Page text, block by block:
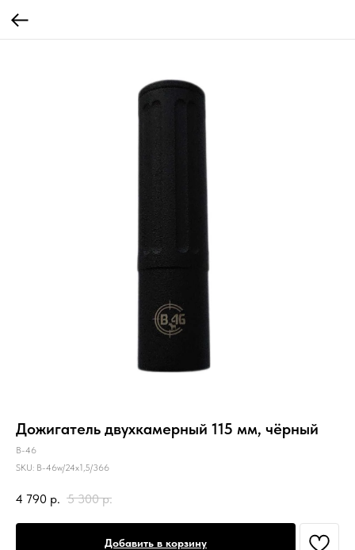
Дожигатель двухкамерный 115 мм, чёрный
В-46
SKU: В-46w/24х1,5/366
4 790 р. 5 300 р.
Добавить в корзину